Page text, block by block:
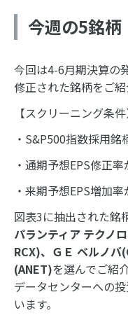
今週の5銘柄
今回は4-6月期決算の
修正された銘柄をご紹
【スクリーニング条
・S&P500指数採用
・通期予想EPS修正
・来期予想EPS増加
図表3に抽出された銘
パランティア テクノ
RCX)、ＧＥ ベルノバ
(ANET)を選んでご紹
データセンターへの
います。